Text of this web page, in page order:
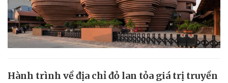
Hành trình về địa chỉ đỏ lan tỏa giá trị truyền